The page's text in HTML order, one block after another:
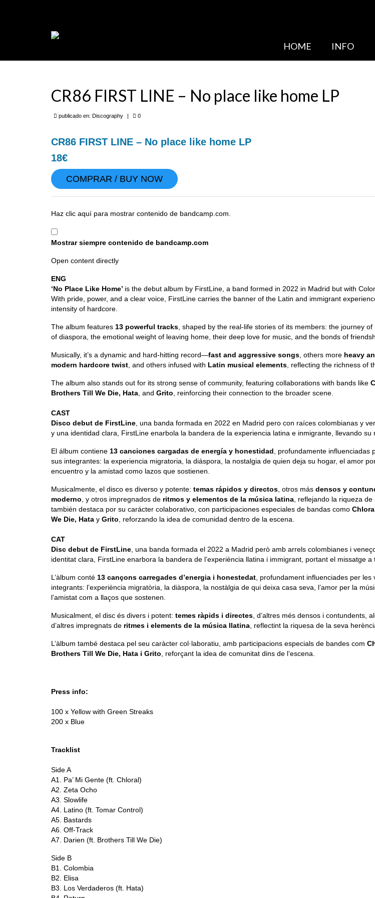
HOME INFO
CR86 FIRST LINE – No place like home LP
publicado en: Discography | 0
CR86 FIRST LINE – No place like home LP
18€
COMPRAR / BUY NOW
Mostrar
de
bandcamp.com
Haz clic aquí para mostrar contenido de bandcamp.com.
Mostrar siempre contenido de bandcamp.com
Open content directly
ENG
‘No Place Like Home’ is the debut album by FirstLine, a band formed in 2022 in Madrid but with
With pride, power, and a clear voice, FirstLine carries the banner of the Latin and immigrant
intensity of hardcore.
The album features 13 powerful tracks , shaped by the real-life stories of its members: the journey
of diaspora, the emotional weight of leaving home, their deep love for music, and the bonds of
Musically, it’s a dynamic and hard-hitting record—fast and aggressive songs , others more heavy
modern hardcore twist , and others infused with Latin musical elements , reflecting the richness of
The album also stands out for its strong sense of community, featuring collaborations with bands like
Brothers Till We Die, Hata , and Grito , reinforcing their connection to the broader scene.
CAST
Disco debut de FirstLine , una banda formada en 2022 en Madrid pero con raíces colombianas y
y una identidad clara, FirstLine enarbola la bandera de la experiencia latina e inmigrante, llevando su
El álbum contiene 13 canciones cargadas de energía y honestidad , profundamente
sus integrantes: la experiencia migratoria, la diáspora, la nostalgia de quien deja su hogar, el amor
encuentro y la amistad como lazos que sostienen.
Musicalmente, el disco es diverso y potente: temas rápidos y directos , otros más densos y
moderno , y otros impregnados de ritmos y elementos de la música latina , reflejando la riqueza
también destaca por su carácter colaborativo, con participaciones especiales de bandas como
We Die, Hata y Grito , reforzando la idea de comunidad dentro de la escena.
CAT
Disc debut de FirstLine , una banda formada el 2022 a Madrid però amb arrels colombianes i
identitat clara, FirstLine enarbora la bandera de l’experiència llatina i immigrant, portant el missatge a
L’àlbum conté 13 cançons carregades d’energia i honestedat , profundament influenciades per
integrants: l’experiència migratòria, la diàspora, la nostàlgia de qui deixa casa seva, l’amor per la
l’amistat com a llaços que sostenen.
Musicalment, el disc és divers i potent: temes ràpids i directes , d’altres més densos i contundents,
d’altres impregnats de ritmes i elements de la música llatina , reflectint la riquesa de la seva
L’àlbum també destaca pel seu caràcter col·laboratiu, amb participacions especials de bandes com
Brothers Till We Die, Hata i Grito , reforçant la idea de comunitat dins de l’escena.
Press info:
100 x Yellow with Green Streaks
200 x Blue
Tracklist
Side A
A1. Pa’ Mi Gente (ft. Chloral)
A2. Zeta Ocho
A3. Slowlife
A4. Latino (ft. Tomar Control)
A5. Bastards
A6. Off-Track
A7. Darien (ft. Brothers Till We Die)
Side B
B1. Colombia
B2. Elisa
B3. Los Verdaderos (ft. Hata)